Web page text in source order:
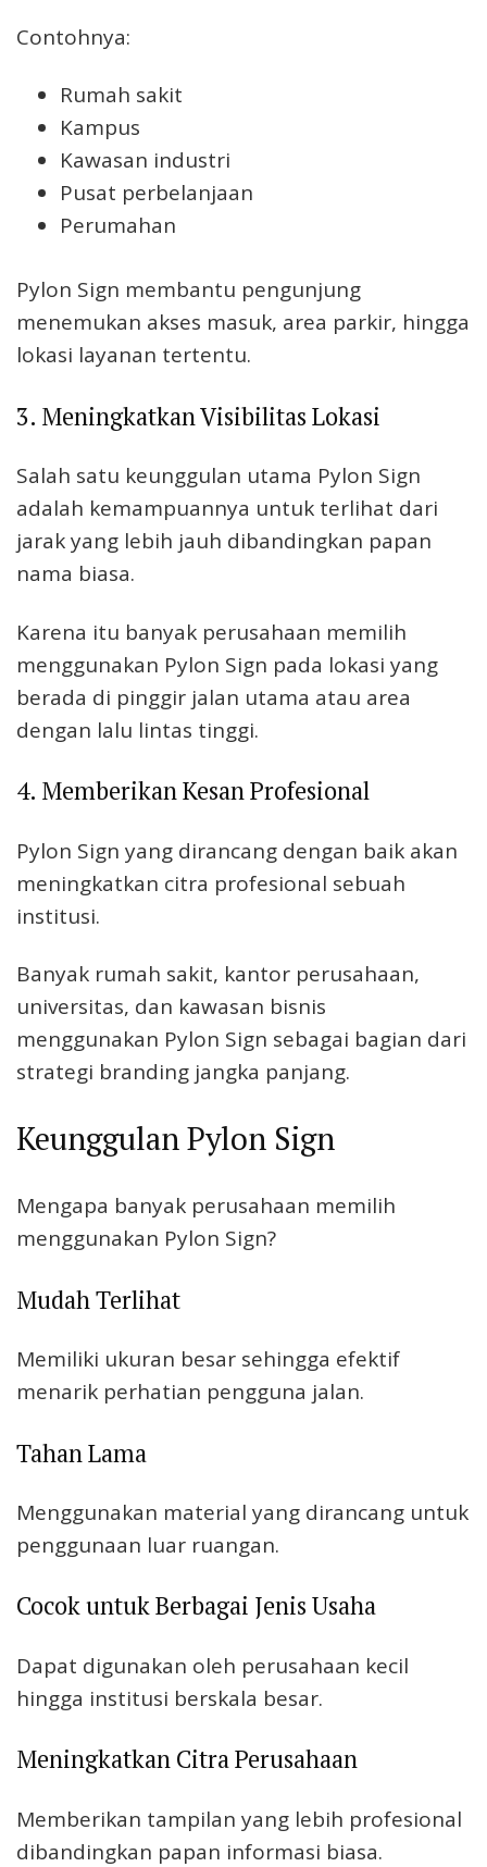
Contohnya:
Rumah sakit
Kampus
Kawasan industri
Pusat perbelanjaan
Perumahan
Pylon Sign membantu pengunjung
menemukan akses masuk, area parkir, hingga
lokasi layanan tertentu.
3. Meningkatkan Visibilitas Lokasi
Salah satu keunggulan utama Pylon Sign
adalah kemampuannya untuk terlihat dari
jarak yang lebih jauh dibandingkan papan
nama biasa.
Karena itu banyak perusahaan memilih
menggunakan Pylon Sign pada lokasi yang
berada di pinggir jalan utama atau area
dengan lalu lintas tinggi.
4. Memberikan Kesan Profesional
Pylon Sign yang dirancang dengan baik akan
meningkatkan citra profesional sebuah
institusi.
Banyak rumah sakit, kantor perusahaan,
universitas, dan kawasan bisnis
menggunakan Pylon Sign sebagai bagian dari
strategi branding jangka panjang.
Keunggulan Pylon Sign
Mengapa banyak perusahaan memilih
menggunakan Pylon Sign?
Mudah Terlihat
Memiliki ukuran besar sehingga efektif
menarik perhatian pengguna jalan.
Tahan Lama
Menggunakan material yang dirancang untuk
penggunaan luar ruangan.
Cocok untuk Berbagai Jenis Usaha
Dapat digunakan oleh perusahaan kecil
hingga institusi berskala besar.
Meningkatkan Citra Perusahaan
Memberikan tampilan yang lebih profesional
dibandingkan papan informasi biasa.